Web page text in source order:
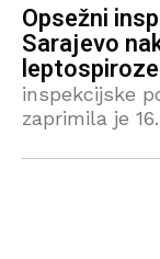
Opsežni
Sarajevo
leptospiroze
inspekcijske
zaprimila je
informaciju